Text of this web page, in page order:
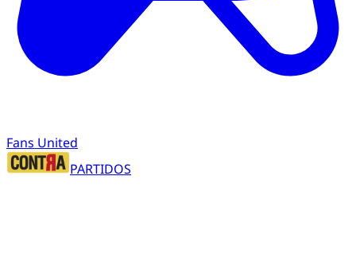
Fans United
PARTIDOS